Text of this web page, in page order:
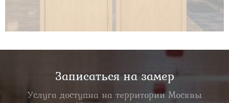
Записаться на замер
Услуга доступна на территории Москвы